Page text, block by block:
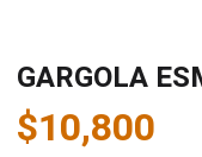
GARGOLA
$10,800